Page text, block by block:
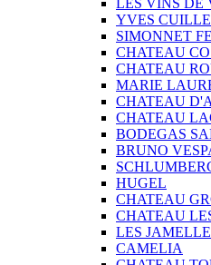
LES VINS DE
YVES
SIMONNET
CHATEAU
CHATEAU
MARIE
CHATEAU
CHATEAU
BODEGAS
BRUNO
HUGEL
CHATEAU
CHATEAU
LES
CAMELIA